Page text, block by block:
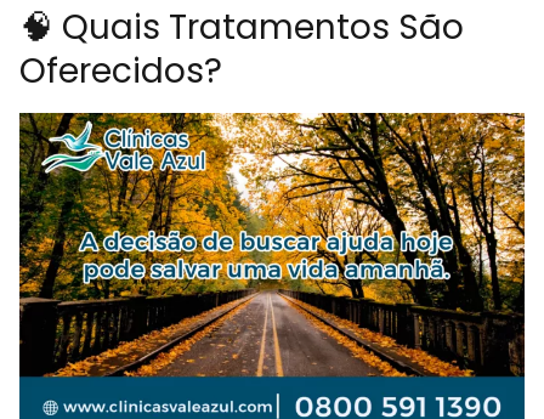
🧠 Quais Tratamentos São
Oferecidos?